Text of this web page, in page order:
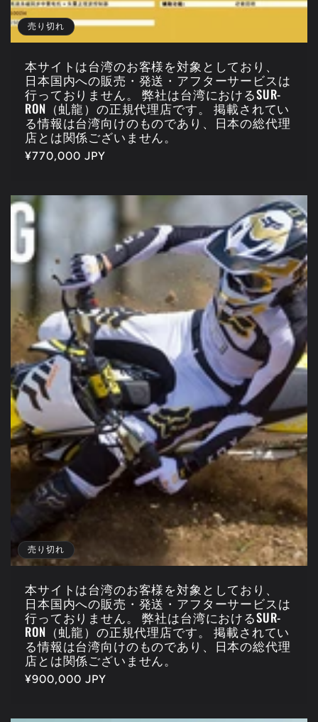
売り切れ
本サイトは台湾のお客様を対象としており、
日本国内への販売・発送・アフターサービスは
行っておりません。 弊社は台湾におけるSUR-
RON（虬龍）の正規代理店です。 掲載されてい
る情報は台湾向けのものであり、日本の総代理
店とは関係ございません。
通
格
¥770,000 JPY
売り切れ
本サイトは台湾のお客様を対象としており、
日本国内への販売・発送・アフターサービスは
行っておりません。 弊社は台湾におけるSUR-
RON（虬龍）の正規代理店です。 掲載されてい
る情報は台湾向けのものであり、日本の総代理
店とは関係ございません。
通
¥900,000 JPY